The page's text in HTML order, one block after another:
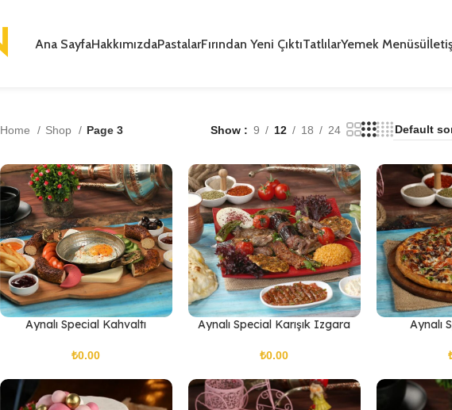
Ana SayfaHakkımızdaPastalarFırından Yeni ÇıktıTatlılarYemek Menüsü
Home Shop Page 3 Show 9 12 18 24
Aynalı Special Kahvaltı
₺
Aynalı Special Karışık Izgara
₺
Aynalı